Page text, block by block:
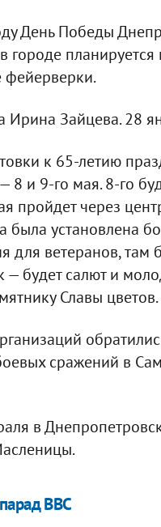
День Победы
планируется
фейерверки.
Ирина Зайцева. 28
к 65-летию
8 и 9-го мая. 8-го
пройдет через
установлена
для ветеранов, там
будет салют и
Славы цветов.
сражений в
в
ВВС